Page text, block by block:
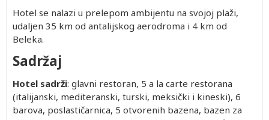
Hotel se nalazi u prelepom ambijentu na svojoj plaži,
udaljen 35 km od antalijskog aerodroma i 4 km od
Beleka.
Sadržaj
Hotel sadrži: glavni restoran, 5 a la carte restorana
(italijanski, mediteranski, turski, meksički i kineski), 6
barova, poslastičarnica, 5 otvorenih bazena, bazen za